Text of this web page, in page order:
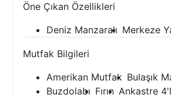
Öne Çıkan Özellikleri
Deniz Manzaralı Merkeze
Mutfak Bilgileri
Amerikan Mutfak Bulaşık
Buzdolabı Fırın Ankastre